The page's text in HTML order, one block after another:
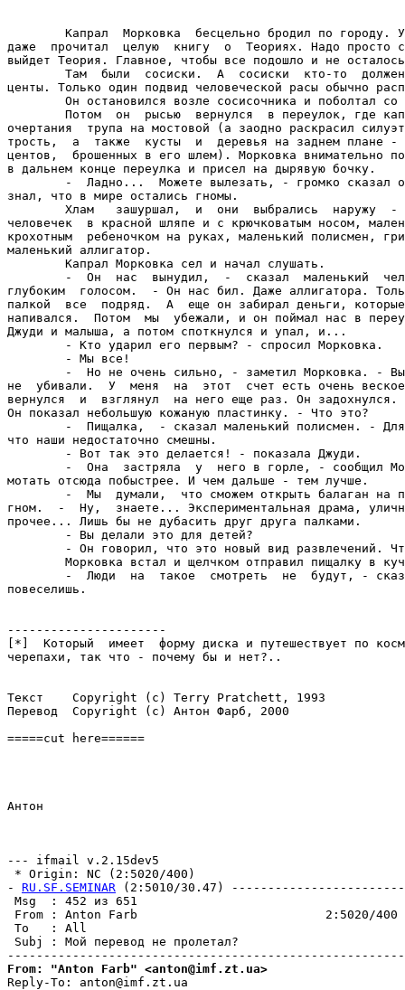
Капрал  Морковка  бесцельно бродил по городу.
даже  прочитал  целую  книгу  о  Теориях. Надо просто
выйдет Теория. Главное, чтобы все подошло и не
Там  были  сосиски.  А  сосиски  кто-то
центы. Только один подвид человеческой расы обычно
Он остановился возле сосисочника и поболтал со
Потом  он  рысью  вернулся  в переулок, где
очертания  трупа на мостовой (а заодно раскрасил
трость,  а  также  кусты  и  деревья на заднем плане -
центов,  брошенных в его шлем). Морковка внимательно
в дальнем конце переулка и присел на дырявую бочку.
-  Ладно...  Можете вылезать, - громко сказал
знал, что в мире остались гномы.
Хлам   зашуршал,  и  они  выбрались  наружу  -
человечек  в красной шляпе и с крючковатым носом,
крохотным  ребеночком на руках, маленький полисмен,
маленький аллигатор.
        Капрал Морковка сел и начал слушать.
-  Он  нас  вынудил,  -  сказал  маленький
глубоким  голосом.  - Он нас бил. Даже аллигатора.
палкой  все  подряд.  А  еще он забирал деньги,
напивался.  Потом  мы  убежали, и он поймал нас в
Джуди и малыша, а потом споткнулся и упал, и...
        - Кто ударил его первым? - спросил Морковка.
        - Мы все!
-  Но не очень сильно, - заметил Морковка. -
не  убивали.  У  меня  на  этот  счет есть очень веское
вернулся  и  взглянул  на него еще раз. Он
Он показал небольшую кожаную пластинку. - Что это?
-  Пищалка,  - сказал маленький полисмен. -
что наши недостаточно смешны.
        - Вот так это делается! - показала Джуди.
-  Она  застряла  у  него в горле, - сообщил
мотать отсюда побыстрее. И чем дальше - тем лучше.
-  Мы  думали,  что сможем открыть балаган на
гном.  -  Ну,  знаете... Экспериментальная драма,
прочее... Лишь бы не дубасить друг друга палками.
        - Вы делали это для детей?
- Он говорил, что это новый вид развлечений.
Морковка встал и щелчком отправил пищалку в
-  Люди  на  такое  смотреть  не  будут, -
повеселишь.
----------------------
[*]  Который  имеет  форму диска и путешествует по
черепахи, так что - почему бы и нет?..
Текст    Copyright (c) Terry Pratchett, 1993
Перевод  Copyright (c) Антон Фарб, 2000
=====cut here======
Антон
--- ifmail v.2.15dev5
* Origin: NC (2:5020/400)
- RU.SF.SEMINAR (2:5010/30.47)
Msg  : 452
From : Anton Farb                          2:5020/400
To   : All
Subj : Мой перевод не
From: "Anton Farb" <anton@imf.zt.ua>
Reply-To: anton@imf.zt.ua